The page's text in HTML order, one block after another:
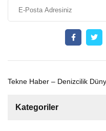
Tekne Haber – Denizcilik
Kategoriler